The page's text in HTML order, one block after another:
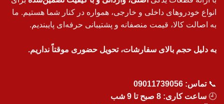
انواع خودروهای داخلی و خارجی، همواره در کنار شما هستیم. ما
به اصالت کالا، قیمت منصفانه و پشتیبانی حرفه‌ای پایبندیم.
به دلیل حجم بالای سفارشات، تحویل حضوری موقتاً نداریم.
📞تماس: 09011739056
🕘 ساعت کاری: 8 صبح تا 9 شب